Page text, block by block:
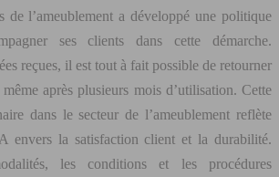
de l’ameublement a développé une politique
ses clients dans cette démarche.
reçues, il est tout à fait possible de retourner
après plusieurs mois d’utilisation. Cette
dans le secteur de l’ameublement reflète
envers la satisfaction client et la durabilité.
les conditions et les procédures